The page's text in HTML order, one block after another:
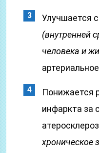
Улучшается
(внутренней
человека и
Понижается
инфаркта за
хроническое